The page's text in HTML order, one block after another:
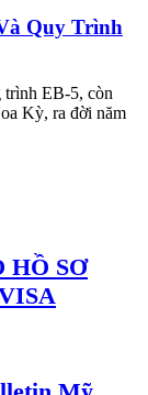
Quy Trình
EB-5, còn
Kỳ, ra đời năm
HỒ SƠ